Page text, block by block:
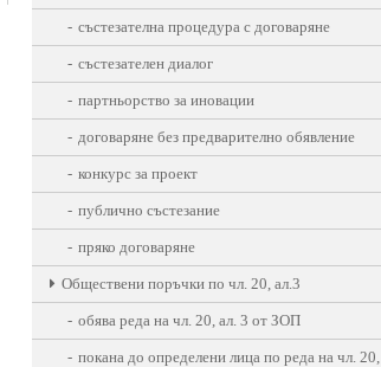
състезателна процедура с договаряне
състезателен диалог
партньорство за иновации
договаряне без предварително обявление
конкурс за проект
публично състезание
пряко договаряне
Oбществени поръчки по чл. 20, ал.3
обява реда на чл. 20, ал. 3 от ЗОП
покана до определени лица по реда на чл. 20,